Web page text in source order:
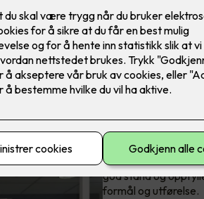
Hvordan
En elsjekk og en
god stand og
formål og utførelse.